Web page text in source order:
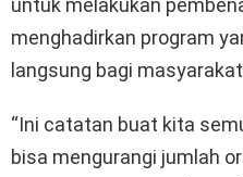
untuk melakukan
menghadirkan program
langsung bagi
“Ini catatan buat kita
bisa mengurangi jumlah